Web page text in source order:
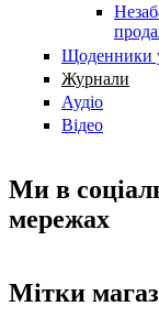
Щоденники
Журнали
Аудіо
Відео
Ми в
мережах
Мітки